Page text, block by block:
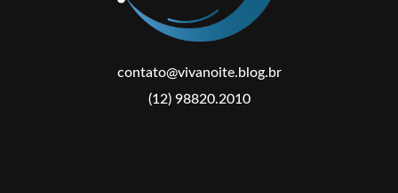
contato@vivanoite.blog.br
(12) 98820.2010